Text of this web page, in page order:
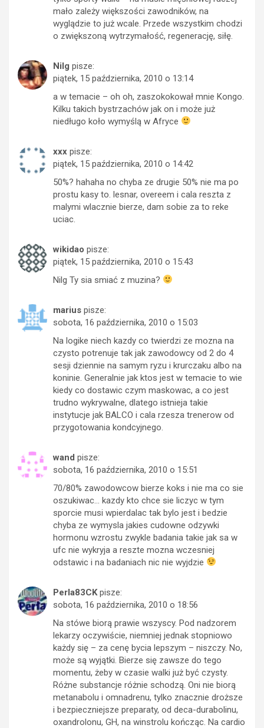
mało zależy większości zawodników, na
wyglądzie to już wcale. Przede wszystkim chodzi
o zwiększoną wytrzymałość, regenerację, siłę.
Nilg pisze:
piątek, 15 października, 2010 o 13:14
a w temacie – oh oh, zaszokokował mnie Kongo.
Kilku takich bystrzachów jak on i może już
niedługo koło wymyślą w Afryce
xxx pisze:
piątek, 15 października, 2010 o 14:42
50%? hahaha no chyba ze drugie 50% nie ma po
prostu kasy to. lesnar, overeem i cala reszta z
malymi wlacznie bierze, dam sobie za to reke
uciac.
wikidao pisze:
piątek, 15 października, 2010 o 15:43
Nilg Ty sia smiać z muzina?
marius pisze:
sobota, 16 października, 2010 o 15:03
Na logike niech kazdy co twierdzi ze mozna na
czysto potrenuje tak jak zawodowcy od 2 do 4
sesji dziennie na samym ryzu i krurczaku albo na
koninie. Generalnie jak ktos jest w temacie to wie
kiedy co dostawic czym maskowac, a co jest
trudno wykrywalne, dlatego istnieja takie
instytucje jak BALCO i cala rzesza trenerow od
przygotowania kondcyjnego.
wand pisze:
sobota, 16 października, 2010 o 15:51
70/80% zawodowcow bierze koks i nie ma co sie
oszukiwac… kazdy kto chce sie liczyc w tym
sporcie musi wpierdalac tak bylo jest i bedzie
chyba ze wymysla jakies cudowne odzywki
hormonu wzrostu zwykle badania takie jak sa w
ufc nie wykryja a reszte mozna wczesniej
odstawic i na badaniach nic nie wyjdzie
Perla83CK pisze:
sobota, 16 października, 2010 o 18:56
Na stówe biorą prawie wszyscy. Pod nadzorem
lekarzy oczywiście, niemniej jednak stopniowo
każdy się – za cenę bycia lepszym – niszczy. No,
może są wyjątki. Bierze się zawsze do tego
momentu, żeby w czasie walki już być czysty.
Różne substancje różnie schodzą. Oni nie biorą
metanabolu i omnadrenu, tylko znacznie droższe
i bezpieczniejsze preparaty, od deca-durabolinu,
oxandrolonu, GH, na winstrolu kończąc. Na cardio